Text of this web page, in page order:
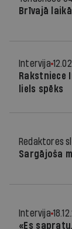
Brīvajā laikā
Intervija
Rakstniece
liels spēks
Redaktores
Sargājoša
Intervija
«Es